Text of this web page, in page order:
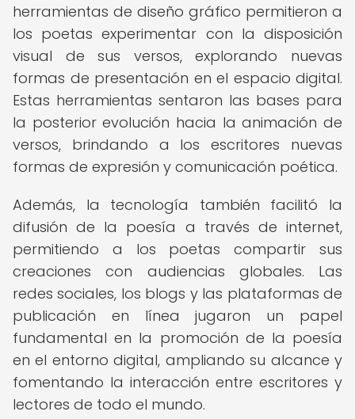
herramientas de diseño gráfico permitieron a
los poetas experimentar con la disposición
visual de sus versos, explorando nuevas
formas de presentación en el espacio digital.
Estas herramientas sentaron las bases para
la posterior evolución hacia la animación de
versos, brindando a los escritores nuevas
formas de expresión y comunicación poética.
Además, la tecnología también facilitó la
difusión de la poesía a través de internet,
permitiendo a los poetas compartir sus
creaciones con audiencias globales. Las
redes sociales, los blogs y las plataformas de
publicación en línea jugaron un papel
fundamental en la promoción de la poesía
en el entorno digital, ampliando su alcance y
fomentando la interacción entre escritores y
lectores de todo el mundo.